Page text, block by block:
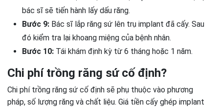
bác sĩ sẽ tiến hành lấy dấu răng.
Bước 9: Bác sĩ lắp răng sứ lên trụ implant đã cấy. Sau
đó kiểm tra lại khoang miệng của bệnh nhân.
Bước 10: Tái khám định kỳ từ 6 tháng hoặc 1 năm.
Chi phí trồng răng sứ cố định?
Chi phí trồng răng sứ cố định sẽ phụ thuộc vào phương
pháp, số lượng răng và chất liệu. Giá tiền cấy ghép implant